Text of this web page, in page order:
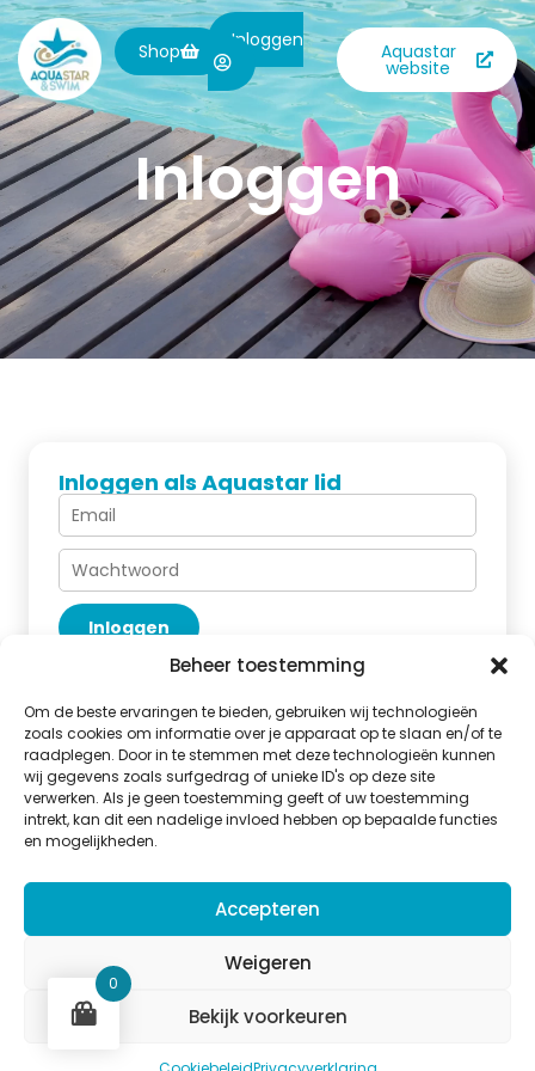
Beheer toestemming
Om de beste ervaringen te bieden, gebruiken wij technologieën
zoals cookies om informatie over je apparaat op te slaan en/of te
raadplegen. Door in te stemmen met deze technologieën kunnen
wij gegevens zoals surfgedrag of unieke ID's op deze site
verwerken. Als je geen toestemming geeft of uw toestemming
intrekt, kan dit een nadelige invloed hebben op bepaalde functies
en mogelijkheden.
Accepteren
Weigeren
Bekijk voorkeuren
Shop Inloggen Aquastar
website
Inloggen
Inloggen als Aquastar lid
Inloggen
Geen Aquastar lid?Contacteer ons.
Wachtwoord vergeten?
Aquastar
Potaardestraat 58b,
9280 Lebbeke
BE 0832.616.920
0